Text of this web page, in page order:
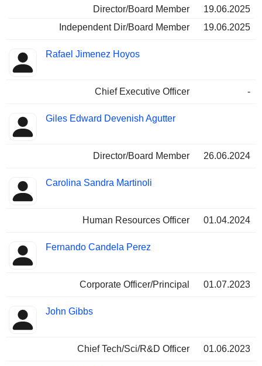
Director/Board Member
19.06.2025
Independent Dir/Board Member
19.06.2025
Rafael Jimenez Hoyos
Chief Executive Officer -
Giles Edward Devenish Agutter
Director/Board Member 26.06.2024
Carolina Sandra Martinoli
Human Resources Officer 01.04.2024
Fernando Candela Perez
Corporate Officer/Principal 01.07.2023
John Gibbs
Chief Tech/Sci/R&D Officer 01.06.2023